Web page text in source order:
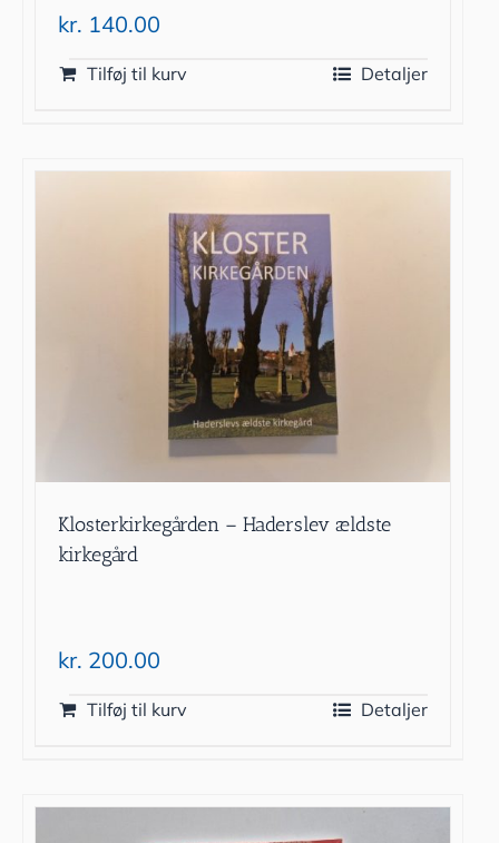
kr. 140.00
Tilføj til kurv Detaljer
Klosterkirkegården – Haderslev ældste
kirkegård
kr. 200.00
Tilføj til kurv Detaljer